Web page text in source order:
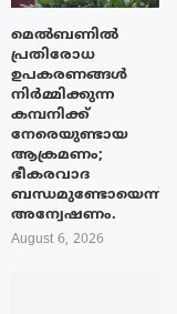
മെൽബണിൽ
പ്രതിരോധ
ഉപകരണങ്ങൾ
നിർമ്മിക്കുന്ന
കമ്പനിക്ക്
നേരെയുണ്ടായ
ആക്രമണം;
ഭീകരവാദ
ബന്ധമുണ്ടോയെന്ന്
അന്വേഷണം.
August 6, 2026